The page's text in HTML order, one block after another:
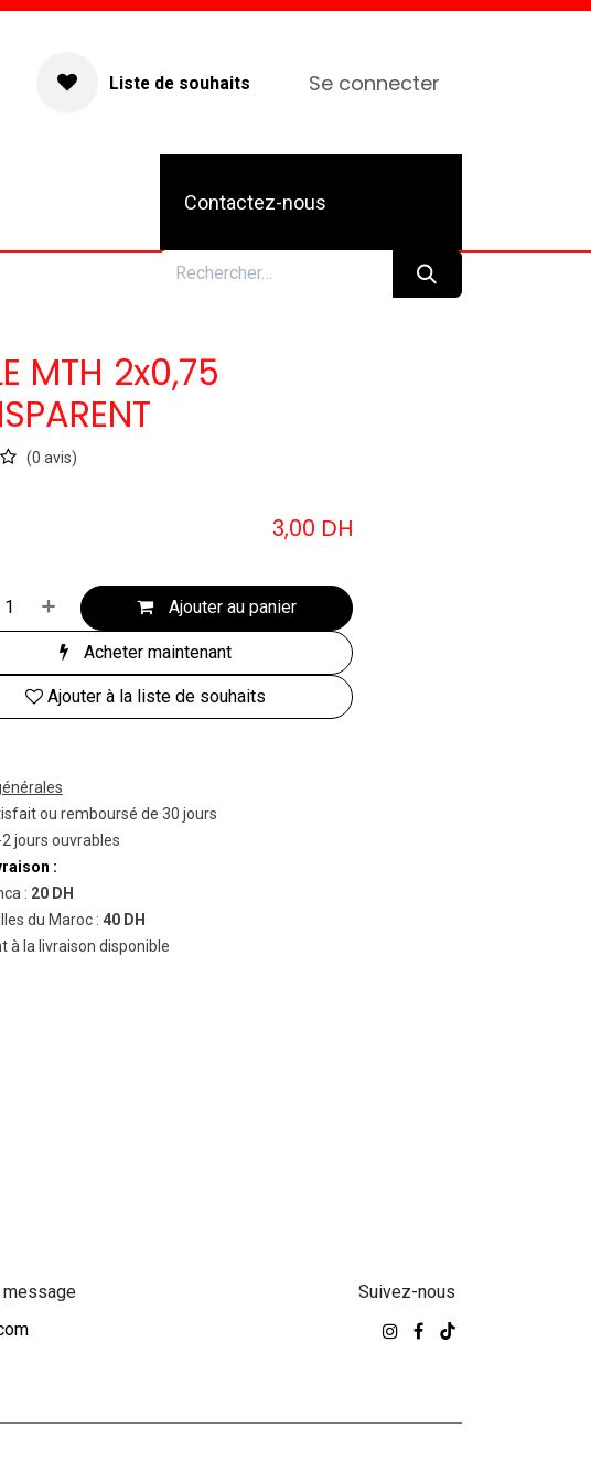
Liste de souhaits Se connecter
Contactez-nous
MTH 2x0,75
(0 avis)
Ajouter au panier
Acheter maintenant
Ajouter à la liste de souhaits
3,00 DH
ou remboursé de 30 jours
jours ouvrables
:
: 20 DH
du Maroc : 40 DH
à la livraison disponible
message
Suivez-nous